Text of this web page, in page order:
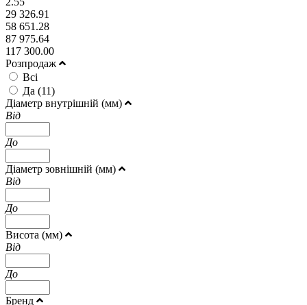
29 326.91
58 651.28
87 975.64
117 300.00
Розпродаж
Всі
Да (11)
Діаметр внутрішній (мм)
Від
До
Діаметр зовнішній (мм)
Від
До
Висота (мм)
Від
До
Бренд